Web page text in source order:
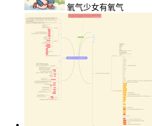
氧气少女有氧气